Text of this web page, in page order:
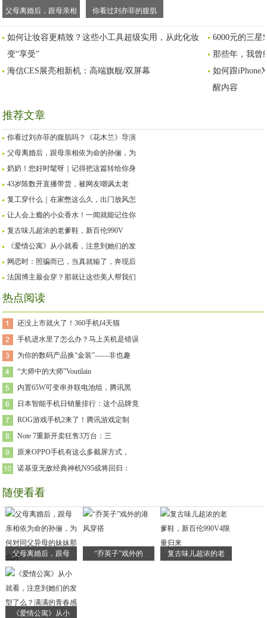
父母离婚后，跟母亲相
依为命的孙俪，为何对
同父异母的妹妹那么好
你看过刘亦菲的腹肌
吗？《花木兰》导演给
了她这样的评价
如何让妆容更精致？这些小工具超级实用，从此化妆
变“享受”
6000元的三星
那些年，我曾
海信CES展亮相新机：高端旗舰/双屏幕
如何跟
醒内容
推荐文章
你看过刘亦菲的腹肌吗？《花木兰》导演
父母离婚后，跟母亲相依为命的孙俪，为
奶奶！您好时髦呀｜记得把这篇转给你身
43岁陈数开直播带货，被网友嘲讽太老
复工穿什么｜在家憋这么久，出门放风怎
让人会上瘾的小众香水！一闻就能记住你
复古味儿超浓的老爹鞋，新百伦990V
《爱情公寓》从小就看，注意到她们的发
网恋时：照骗而已，当真就输了，奔现后
法国博主最会穿？那就让这些美人帮我们
热点阅读
还没上市就火了！360手机f4天猫
手机进水里了怎么办？马上关机是错误
为你的数码产品换“金装”——非也趣
“大师中的大师”Voutilain
内置65W可变串并联电池组，腾讯黑
日本智能手机日销量排行：这个品牌竟
ROG游戏手机2来了！腾讯游戏定制
Note 7重新开卖狂售3万台：三
原来OPPO手机有这么多截屏方式，
诺基亚无敌经典神机N95或将回归：
随便看看
父母离婚后，跟母 “乔英子”戏外的 复古味儿超浓的老
《爱情公寓》从小